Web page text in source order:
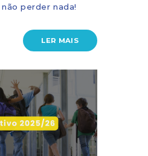
perder nada!
LER MAIS